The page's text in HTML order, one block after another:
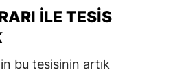
İLE TESIS
bu tesisinin artık